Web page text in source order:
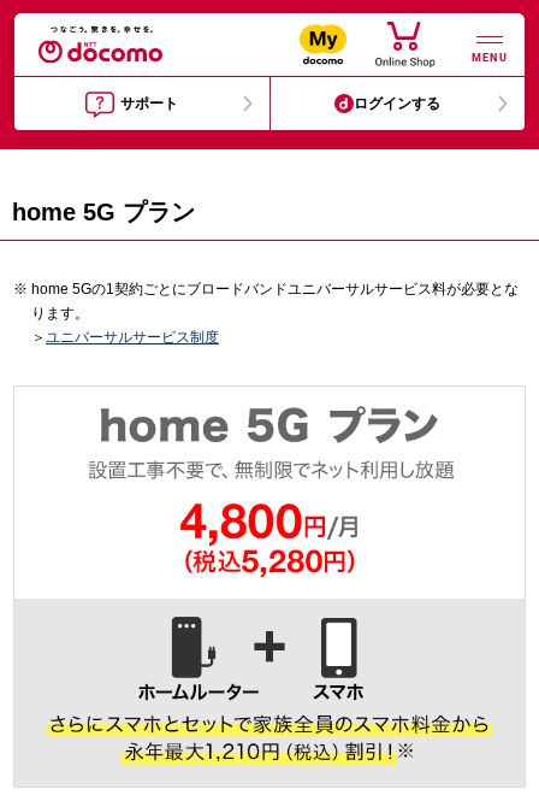
MENU
サポート ログインする
home 5G プラン
home 5Gの1契約ごとにブロードバンドユニバーサルサービス料が必要とな
ります。
＞ ユニバーサルサービス制度